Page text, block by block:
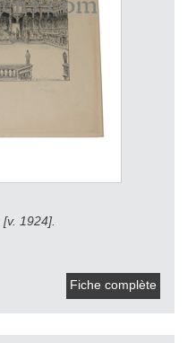
[v. 1924].
Fiche complète